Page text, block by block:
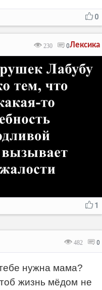
0
Лексика
230 0
1
482 0
нужна мама?
жизнь мёдом не